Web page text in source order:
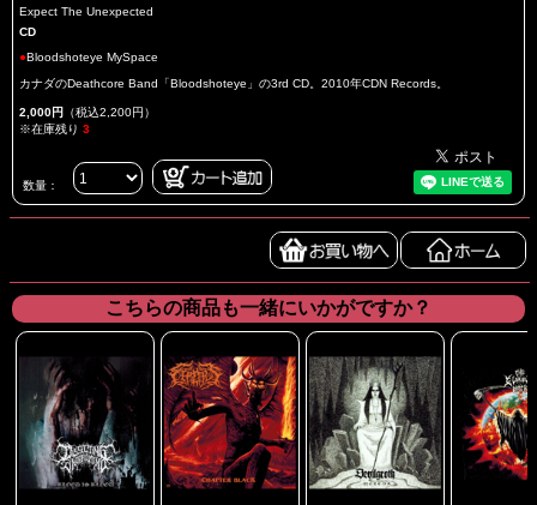
Expect The Unexpected
CD
●Bloodshoteye MySpace
カナダのDeathcore Band「Bloodshoteye」の3rd CD。2010年CDN Records。
2,000円 （税込2,200円）
※在庫残り 3
数量：
こちらの商品も一緒にいかがですか？